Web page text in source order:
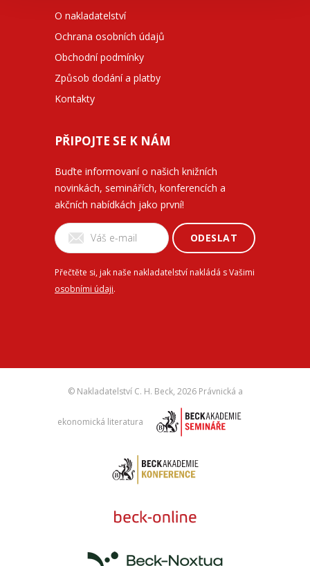
O nakladatelství
Ochrana osobních údajů
Obchodní podmínky
Způsob dodání a platby
Kontakty
PŘIPOJTE SE K NÁM
Buďte informovaní o našich knižních
novinkách, seminářích, konferencích a
akčních nabídkách jako první!
ODESLAT
Přečtěte si, jak naše nakladatelství nakládá s Vašimi
osobními údaji.
© Nakladatelství C. H. Beck, 2026 Právnická a
ekonomická literatura